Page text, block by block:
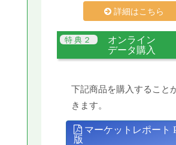
詳細はこちら
オンライン
データ購入
下記商品を購入すること
きます。
マーケットレポート
版